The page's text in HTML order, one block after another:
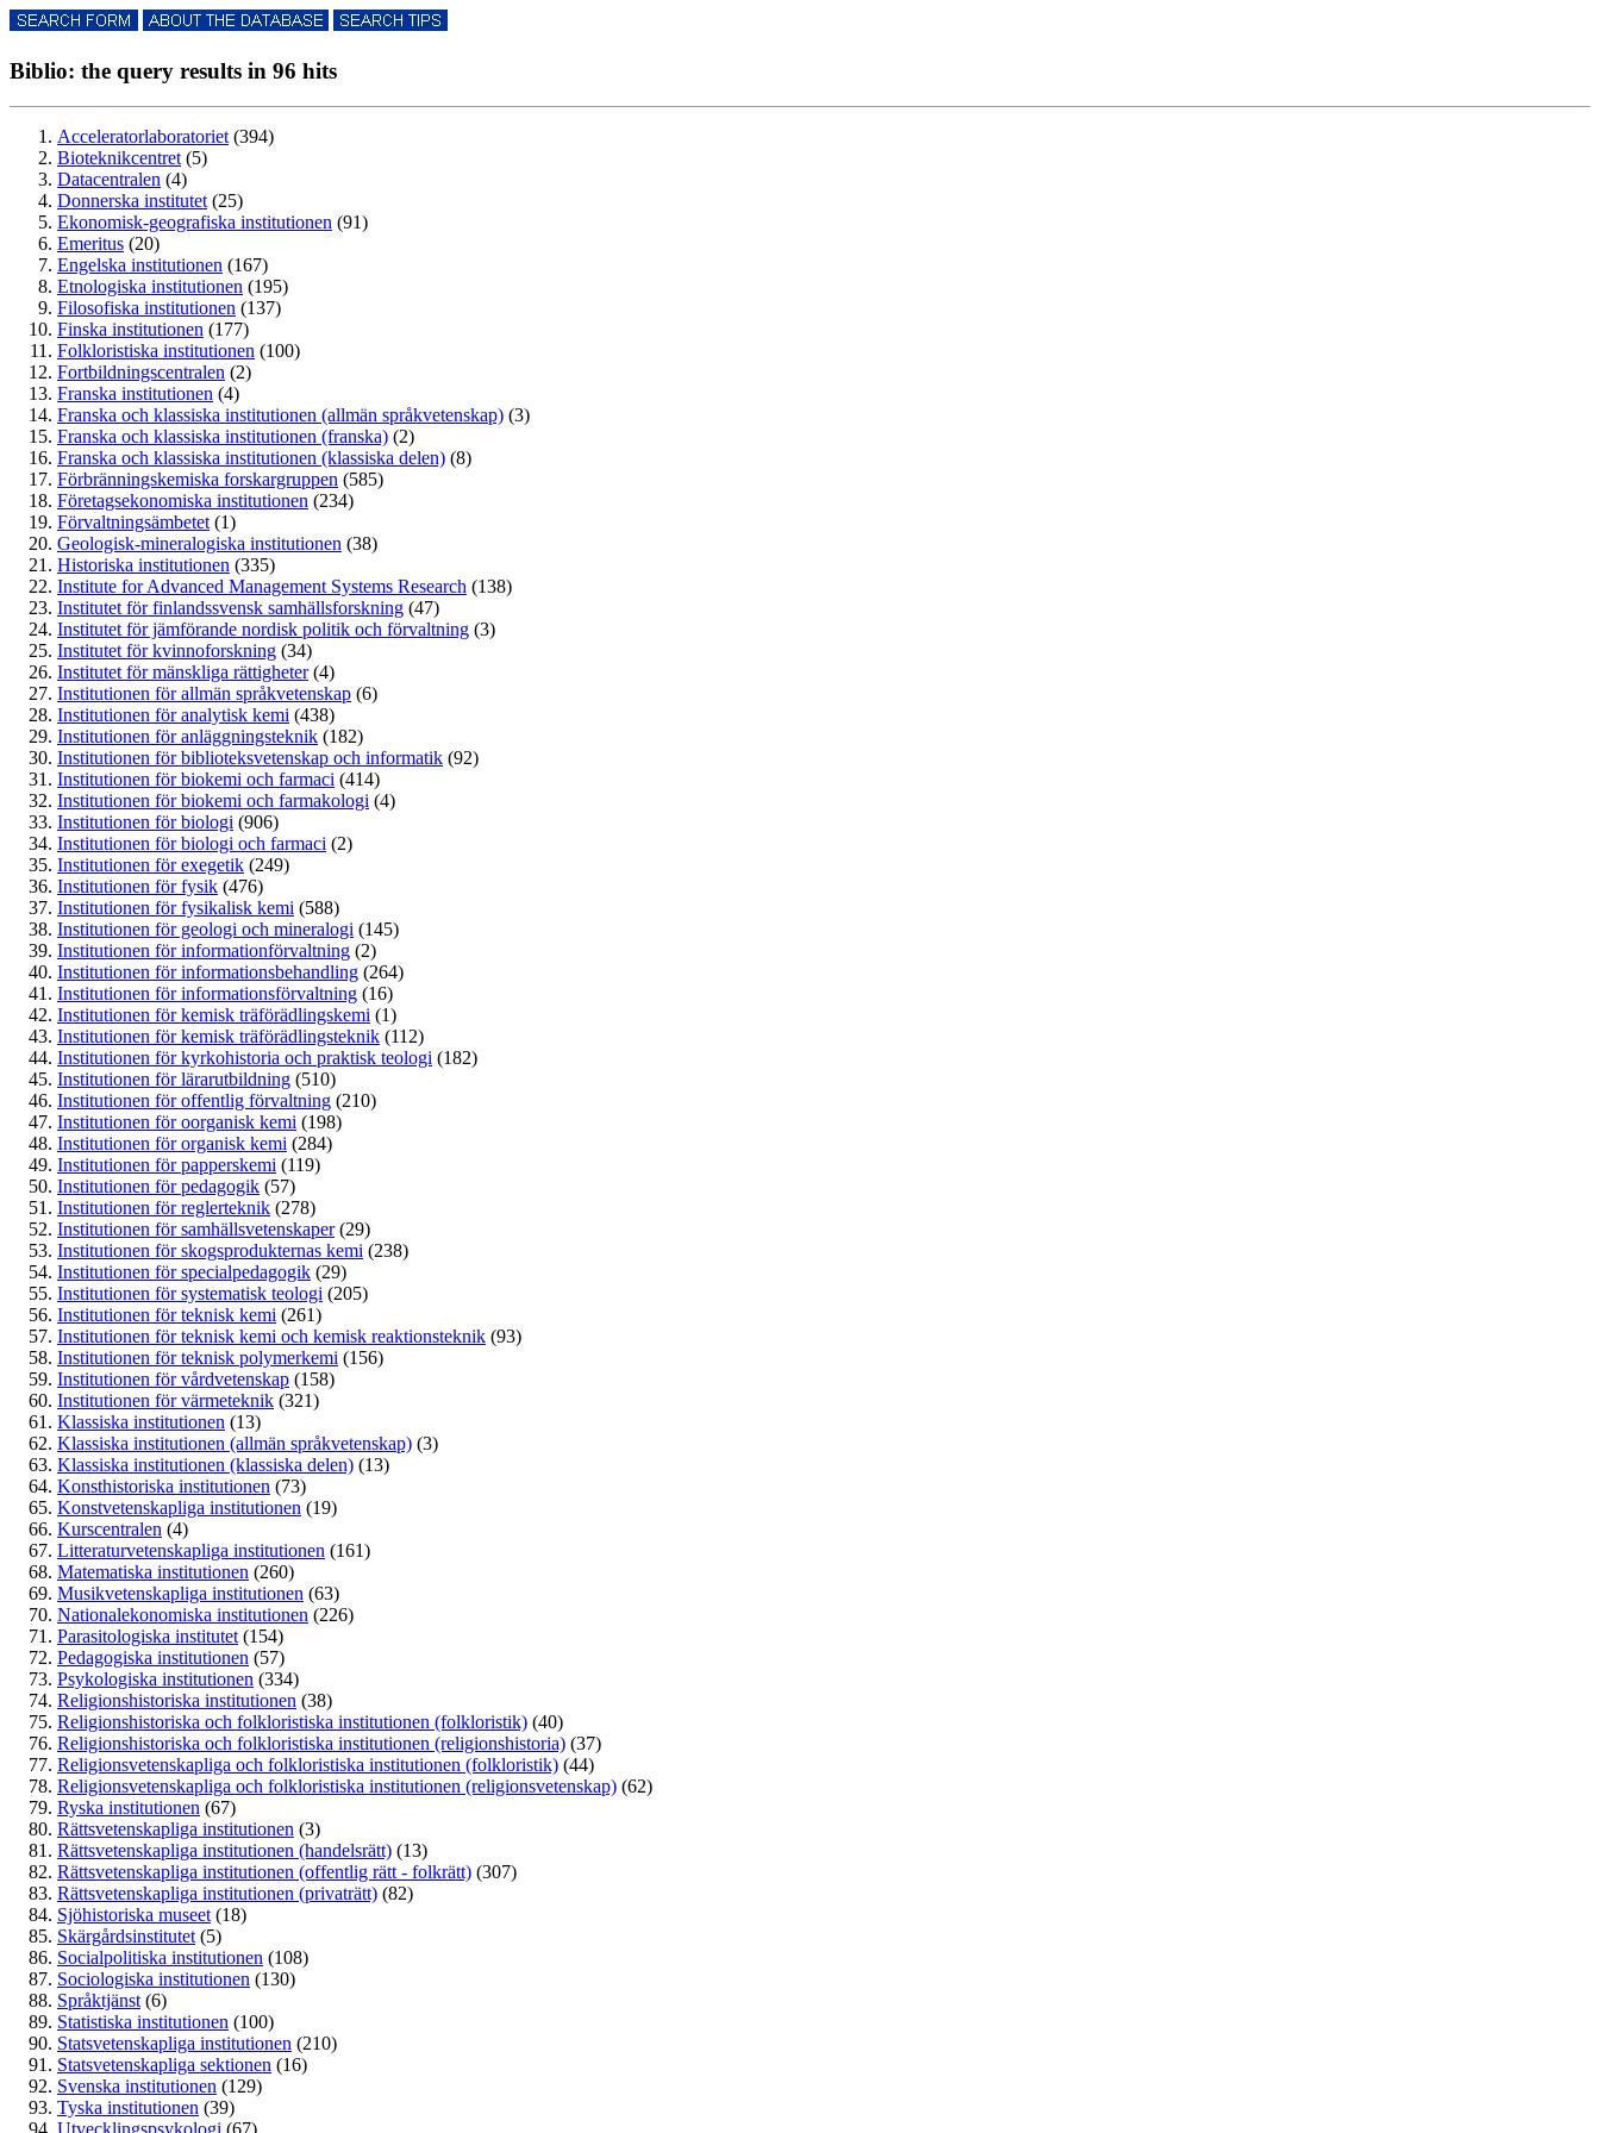
Biblio: the query results in 96 hits
Acceleratorlaboratoriet(394)
Bioteknikcentret(5)
Datacentralen (4)
Donnerska institutet(25)
Ekonomisk-geografiska institutionen (91)
Emeritus (20)
Engelska institutionen (167)
Etnologiska institutionen (195)
Filosofiska institutionen (137)
Finska institutionen (177)
Folkloristiska institutionen (100)
Fortbildningscentralen (2)
Franska institutionen (4)
Franska och klassiska institutionen (allmän språkvetenskap) (3)
Franska och klassiska institutionen (franska) (2)
Franska och klassiska institutionen (klassiska delen) (8)
Förbränningskemiska forskargruppen (585)
Företagsekonomiska institutionen (234)
Förvaltningsämbetet(1)
Geologisk-mineralogiska institutionen (38)
Historiska institutionen (335)
Institute for Advanced Management Systems Research (138)
Institutet för finlandssvensk samhällsforskning (47)
Institutet för jämförande nordisk politik och förvaltning (3)
Institutet för kvinnoforskning (34)
Institutet för mänskliga rättigheter(4)
Institutionen för allmän språkvetenskap (6)
Institutionen för analytisk kemi (438)
Institutionen för anläggningsteknik (182)
Institutionen för biblioteksvetenskap och informatik (92)
Institutionen för biokemi och farmaci (414)
Institutionen för biokemi och farmakologi (4)
Institutionen för biologi (906)
Institutionen för biologi och farmaci (2)
Institutionen för exegetik (249)
Institutionen för fysik (476)
Institutionen för fysikalisk kemi (588)
Institutionen för geologi och mineralogi (145)
Institutionen för informationförvaltning (2)
Institutionen för informationsbehandling (264)
Institutionen för informationsförvaltning (16)
Institutionen för kemisk träförädlingskemi (1)
Institutionen för kemisk träförädlingsteknik (112)
Institutionen för kyrkohistoria och praktisk teologi (182)
Institutionen för lärarutbildning (510)
Institutionen för offentlig förvaltning (210)
Institutionen för oorganisk kemi (198)
Institutionen för organisk kemi (284)
Institutionen för papperskemi (119)
Institutionen för pedagogik (57)
Institutionen för reglerteknik (278)
Institutionen för samhällsvetenskaper(29)
Institutionen för skogsprodukternas kemi (238)
Institutionen för specialpedagogik (29)
Institutionen för systematisk teologi (205)
Institutionen för teknisk kemi (261)
Institutionen för teknisk kemi och kemisk reaktionsteknik (93)
Institutionen för teknisk polymerkemi (156)
Institutionen för vårdvetenskap (158)
Institutionen för värmeteknik (321)
Klassiska institutionen (13)
Klassiska institutionen (allmän språkvetenskap) (3)
Klassiska institutionen (klassiska delen) (13)
Konsthistoriska institutionen (73)
Konstvetenskapliga institutionen (19)
Kurscentralen (4)
Litteraturvetenskapliga institutionen (161)
Matematiska institutionen (260)
Musikvetenskapliga institutionen (63)
Nationalekonomiska institutionen (226)
Parasitologiska institutet(154)
Pedagogiska institutionen (57)
Psykologiska institutionen (334)
Religionshistoriska institutionen (38)
Religionshistoriska och folkloristiska institutionen (folkloristik) (40)
Religionshistoriska och folkloristiska institutionen (religionshistoria) (37)
Religionsvetenskapliga och folkloristiska institutionen (folkloristik) (44)
Religionsvetenskapliga och folkloristiska institutionen (religionsvetenskap) (62)
Ryska institutionen (67)
Rättsvetenskapliga institutionen (3)
Rättsvetenskapliga institutionen (handelsrätt) (13)
Rättsvetenskapliga institutionen (offentlig rätt - folkrätt) (307)
Rättsvetenskapliga institutionen (privaträtt) (82)
Sjöhistoriska museet(18)
Skärgårdsinstitutet(5)
Socialpolitiska institutionen (108)
Sociologiska institutionen (130)
Språktjänst(6)
Statistiska institutionen (100)
Statsvetenskapliga institutionen (210)
Statsvetenskapliga sektionen (16)
Svenska institutionen (129)
Tyska institutionen (39)